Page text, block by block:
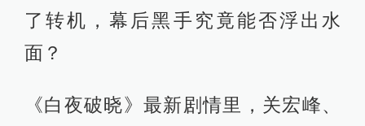
了转机，幕后黑手究竟能否浮出水
面？
《白夜破晓》最新剧情里，关宏峰、